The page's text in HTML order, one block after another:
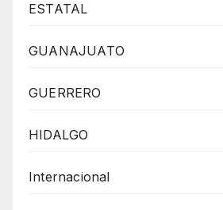
ESTATAL
GUANAJUATO
GUERRERO
HIDALGO
Internacional